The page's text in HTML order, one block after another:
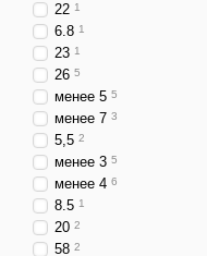
22 1
6.8 1
23 1
26 5
менее 5 5
менее 7 3
5,5 2
менее 3 5
менее 4 6
8.5 1
20 2
58 2